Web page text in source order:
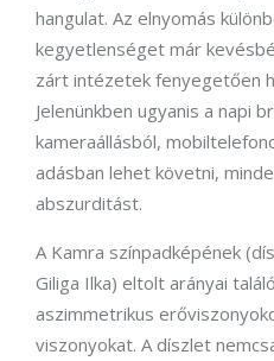
hangulat. Az elnyomás
kegyetlenséget már
zárt intézetek fenyegetően
Jelenünkben ugyanis a napi
kameraállásból,
adásban lehet követni,
abszurditást.
A Kamra színpadképének
Giliga Ilka) eltolt arányai
aszimmetrikus
viszonyokat. A díszlet